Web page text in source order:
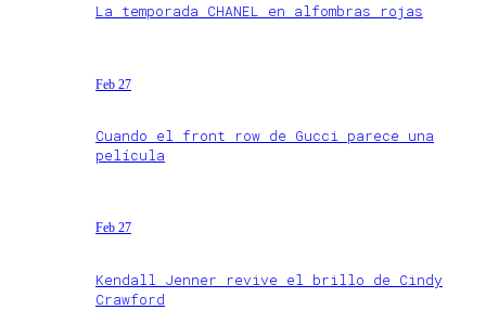
La temporada CHANEL en alfombras rojas
Feb 27
Cuando el front row de Gucci parece una
película
Feb 27
Kendall Jenner revive el brillo de Cindy
Crawford